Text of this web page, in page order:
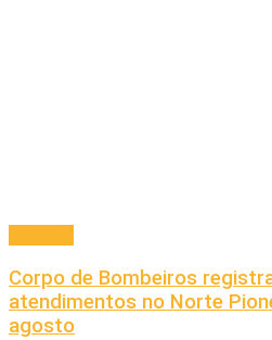
Corpo de Bombeiros
atendimentos no Norte
agosto